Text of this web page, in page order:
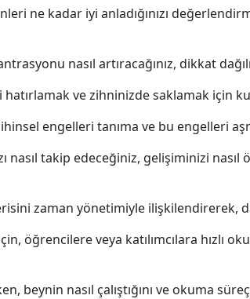
ne kadar iyi anladığınızı
nasıl artıracağınız, dikkat
ve zihninizde saklamak için
engelleri tanıma ve bu engelleri
nasıl takip edeceğiniz, gelişiminizi
zaman yönetimiyle ilişkilendirerek,
öğrencilere veya katılımcılara
beynin nasıl çalıştığını ve okuma